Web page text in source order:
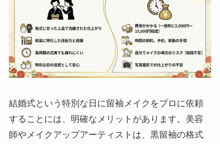
結婚式という特別な日に留袖メイクをプロに依頼
することには、明確なメリットがあります。美容
師やメイクアップアーティストは、黒留袖の格式